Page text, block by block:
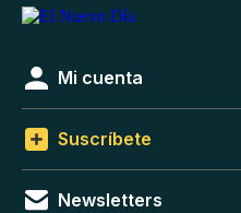
Mi cuenta
Suscríbete
Newsletters